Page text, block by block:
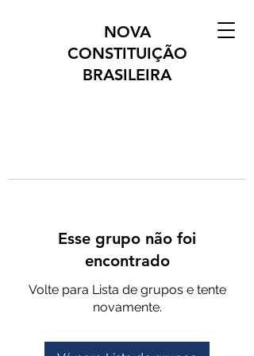
NOVA
CONSTITUIÇÃO
BRASILEIRA
Esse grupo não foi
encontrado
Volte para Lista de grupos e tente
novamente.